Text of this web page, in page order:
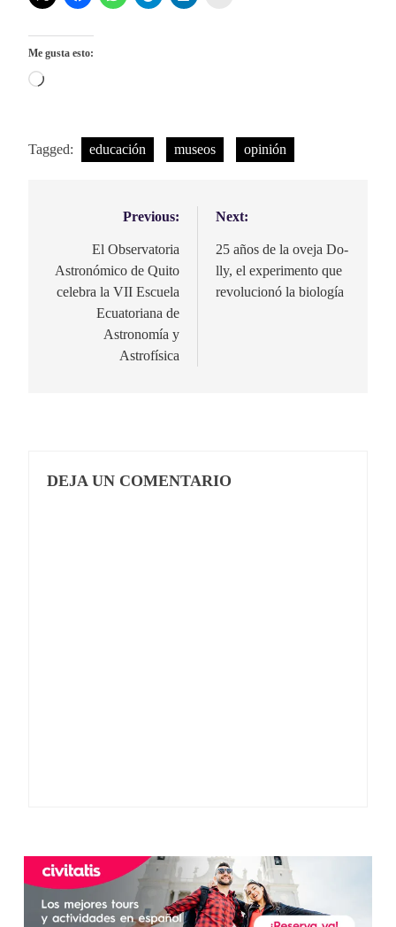
Me gusta esto:
Cargando...
Tagged: educación museos opinión
Navegación
entradas
Previous:
El Observatoria
Astronómico de Quito
celebra la VII Escuela
Ecuatoriana de
Astronomía y
Astrofísica
Next:
25 años de la ove­ja Do­
lly, el ex­pe­ri­men­to que
re­vo­lu­cio­nó la bio­lo­gía
DEJA UN COMENTARIO